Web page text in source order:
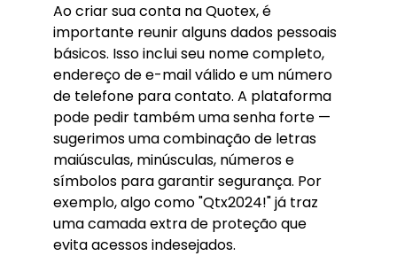
Ao criar sua conta na Quotex, é
importante reunir alguns dados pessoais
básicos. Isso inclui seu nome completo,
endereço de e-mail válido e um número
de telefone para contato. A plataforma
pode pedir também uma senha forte —
sugerimos uma combinação de letras
maiúsculas, minúsculas, números e
símbolos para garantir segurança. Por
exemplo, algo como "Qtx2024!" já traz
uma camada extra de proteção que
evita acessos indesejados.